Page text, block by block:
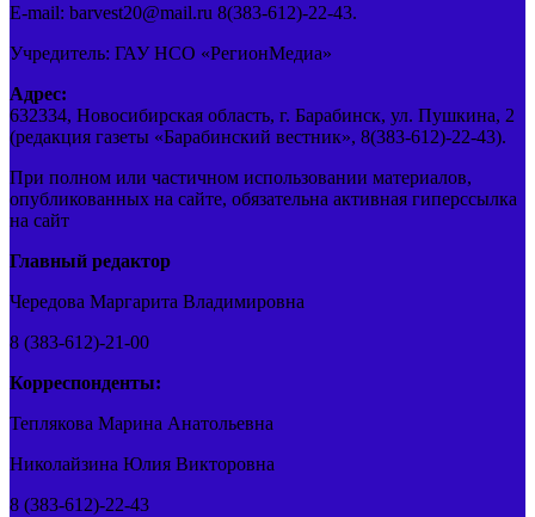
E-mail: barvest20@mail.ru 8(383-612)-22-43.
Учредитель: ГАУ НСО «РегионМедиа»
Адрес:
632334, Новосибирская область, г. Барабинск, ул. Пушкина, 2
(редакция газеты «Барабинский вестник», 8(383-612)-22-43).
При полном или частичном использовании материалов,
опубликованных на сайте, обязательна активная гиперссылка
на сайт
Главный редактор
Чередова Маргарита Владимировна
8 (383-612)-21-00
Корреспонденты:
Теплякова Марина Анатольевна
Николайзина Юлия Викторовна
8 (383-612)-22-43